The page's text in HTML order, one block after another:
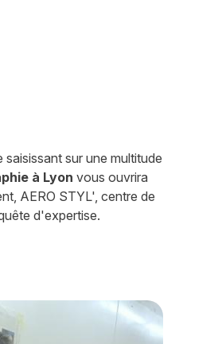
sur une multitude
à Lyon vous ouvrira
AERO STYL', centre de
d'expertise.